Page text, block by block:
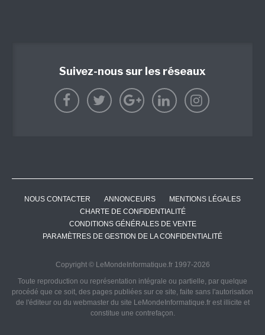
Suivez-nous sur les réseaux
NOUS CONTACTER ANNONCEURS
MENTIONS LÉGALES
CHARTE DE CONFIDENTIALITÉ
CONDITIONS GÉNÉRALES DE VENTE
PARAMÈTRES DE GESTION DE LA CONFIDENTIALITÉ
Copyright © LeMondeInformatique.fr 1997-2026
Toute reproduction ou représentation intégrale ou partielle, par quelque
procédé que ce soit, des pages publiées sur ce site, faite sans l'autorisation
de l'éditeur ou du webmaster du site LeMondeInformatique.fr est illicite et
constitue une contrefaçon.